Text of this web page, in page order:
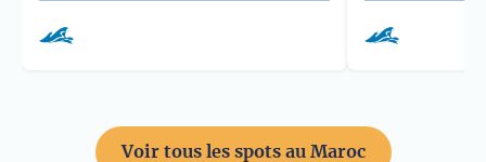
Voir tous les spots au Maroc